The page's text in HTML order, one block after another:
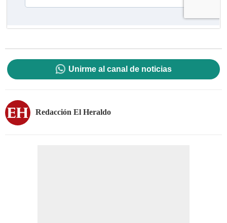
Unirme al canal de noticias
Redacción El Heraldo